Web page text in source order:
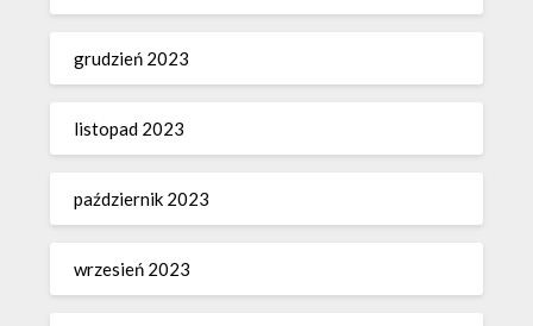
grudzień 2023
listopad 2023
październik 2023
wrzesień 2023